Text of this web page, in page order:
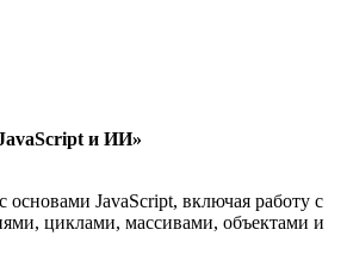
и ИИ»
основами JavaScript, включая работу с
циклами, массивами, объектами и